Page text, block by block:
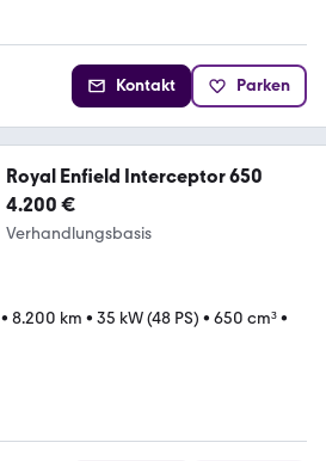
Kontakt Parken
Royal Enfield Interceptor 650
4.200 €
Verhandlungsbasis
• 8.200 km • 35 kW (48 PS) • 650 cm³•